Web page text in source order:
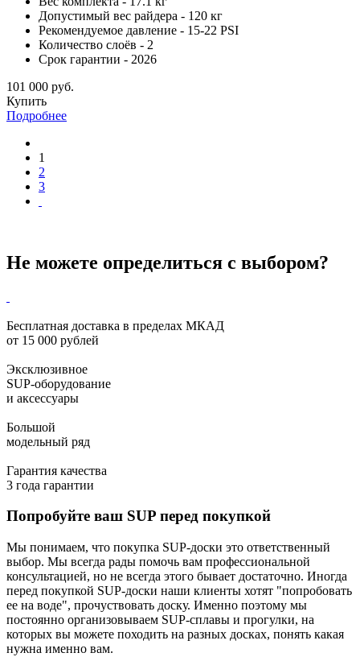
Допустимый вес райдера - 120 кг
Рекомендуемое давление - 15-22 PSI
Количество слоёв - 2
Срок гарантии - 2026
101 000 руб.
Купить
Подробнее
1
2
3
Не можете определиться с выбором?
Бесплатная доставка в пределах МКАД
от 15 000 рублей
Эксклюзивное
SUP-оборудование
и аксессуары
Большой
модельный ряд
Гарантия качества
3 года гарантии
Попробуйте ваш SUP перед покупкой
Мы понимаем, что покупка SUP-доски это ответственный
выбор. Мы всегда рады помочь вам профессиональной
консультацией, но не всегда этого бывает достаточно. Иногда
перед покупкой SUP-доски наши клиенты хотят "попробовать
ее на воде", прочуствовать доску. Именно поэтому мы
постоянно организовываем SUP-сплавы и прогулки, на
которых вы можете походить на разных досках, понять какая
нужна именно вам.